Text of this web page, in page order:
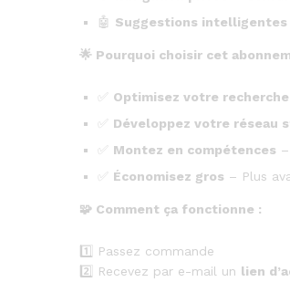
🤖 Suggestions intelligentes
🌟 Pourquoi choisir cet
Optimisez votre recherche
Développez votre réseau
Montez en compétences
Économisez gros – Plus
🧩 Comment ça fonctionne :
1️⃣ Passez commande
2️⃣ Recevez par e-mail un lien